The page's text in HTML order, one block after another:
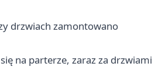
drzwiach zamontowano
na parterze, zaraz za drzwiami